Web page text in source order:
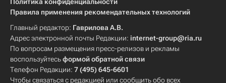
Правила применения рекомендательных технологий
Главный редактор: Гаврилова А.В.
Адрес электронной почты Редакции: internet-group@ria.ru
По вопросам размещения пресс-релизов и рекламы
воспользуйтесьформой обратной связи
Телефон Редакции: 7 (495) 645-6601
Чтобы связаться с редакцией или сообщить обо всех